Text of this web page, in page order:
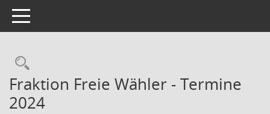
Toggle navigation
Rechercheauswahl
Fraktion Freie Wähler - Termine
2024